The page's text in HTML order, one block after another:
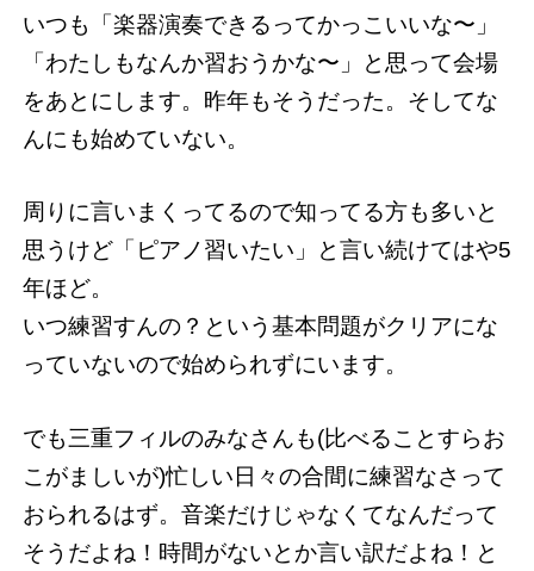
いつも「楽器演奏できるってかっこいいな〜」
「わたしもなんか習おうかな〜」と思って会場
をあとにします。昨年もそうだった。そしてな
んにも始めていない。
周りに言いまくってるので知ってる方も多いと
思うけど「ピアノ習いたい」と言い続けてはや5
年ほど。
いつ練習すんの？という基本問題がクリアにな
っていないので始められずにいます。
でも三重フィルのみなさんも(比べることすらお
こがましいが)忙しい日々の合間に練習なさって
おられるはず。音楽だけじゃなくてなんだって
そうだよね！時間がないとか言い訳だよね！と